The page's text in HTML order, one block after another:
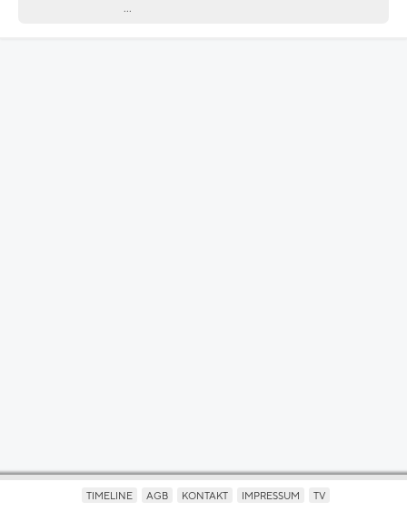
...
TIMELINE AGB KONTAKT IMPRESSUM TV